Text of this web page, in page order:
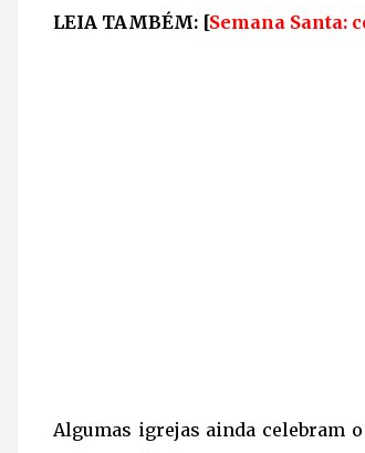
LEIA TAMBÉM: [Semana Santa:
Algumas igrejas ainda celebram